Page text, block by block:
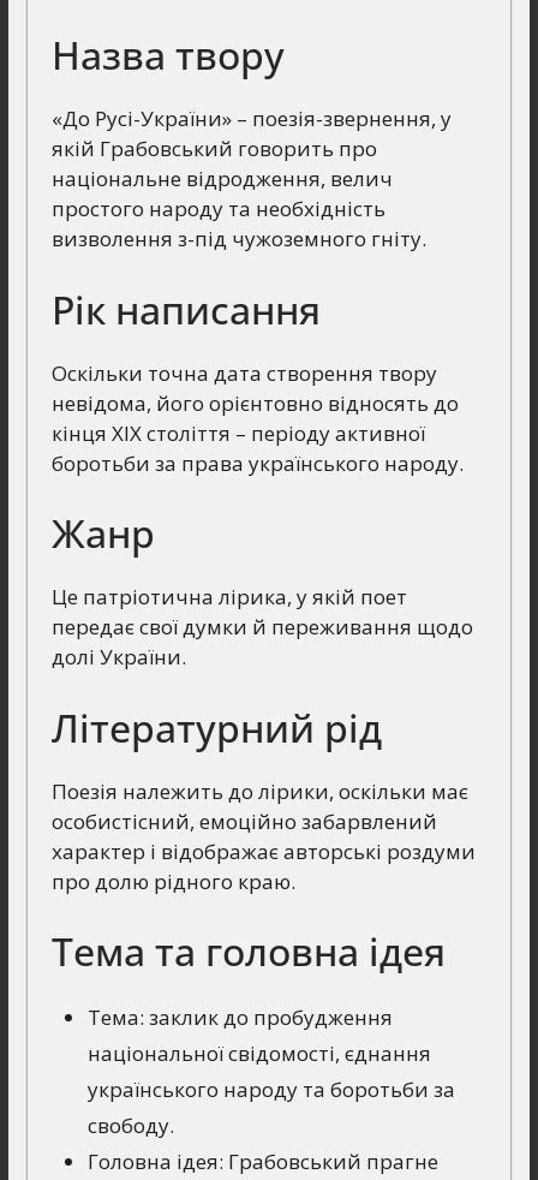
Назва твору
«До Русі-України» – поезія-звернення, у
якій Грабовський говорить про
національне відродження, велич
простого народу та необхідність
визволення з-під чужоземного гніту.
Рік написання
Оскільки точна дата створення твору
невідома, його орієнтовно відносять до
кінця XIX століття – періоду активної
боротьби за права українського народу.
Жанр
Це патріотична лірика, у якій поет
передає свої думки й переживання щодо
долі України.
Літературний рід
Поезія належить до лірики, оскільки має
особистісний, емоційно забарвлений
характер і відображає авторські роздуми
про долю рідного краю.
Тема та головна ідея
Тема: заклик до пробудження
національної свідомості, єднання
українського народу та боротьби за
свободу.
Головна ідея: Грабовський прагне